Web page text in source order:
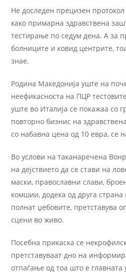
Не доследен прецизен
како примарна здравствена
тестирање по седум дена. А за
болниците и ковид центрите,
знае.
Родина Македонија уште на
неефикасноста на ПЦР
уште во Италија се покажаа со
повторно бизнис на
со набавна цена од 10 евра, се
Во услови на таканаречена
на дејствието да се стави на
маски, православни слави,
комшии, додека од друга
полнат џебовите, претставува
сцени во живо.
Посебна прикаска се
претставуваат дно на
отпаѓање од тоа што е главната